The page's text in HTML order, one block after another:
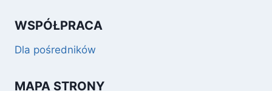
WSPÓŁPRACA
Dla pośredników
MAPA STRONY